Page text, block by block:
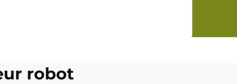
robot